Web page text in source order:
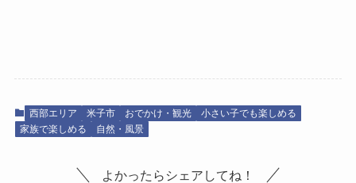
西部エリア 米子市 おでかけ・観光
小さい子でも楽しめる
家族で楽しめる
自然・風景
よかったらシェアしてね！